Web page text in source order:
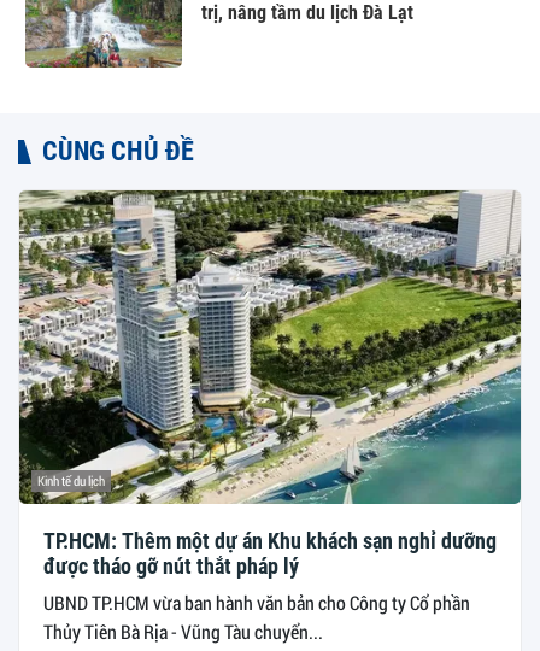
trị, nâng tầm du lịch Đà Lạt
CÙNG CHỦ ĐỀ
Kinh tế du lịch
TP.HCM: Thêm một dự án Khu khách sạn nghỉ dưỡng
được tháo gỡ nút thắt pháp lý
UBND TP.HCM vừa ban hành văn bản cho Công ty Cổ phần
Thủy Tiên Bà Rịa - Vũng Tàu chuyển...